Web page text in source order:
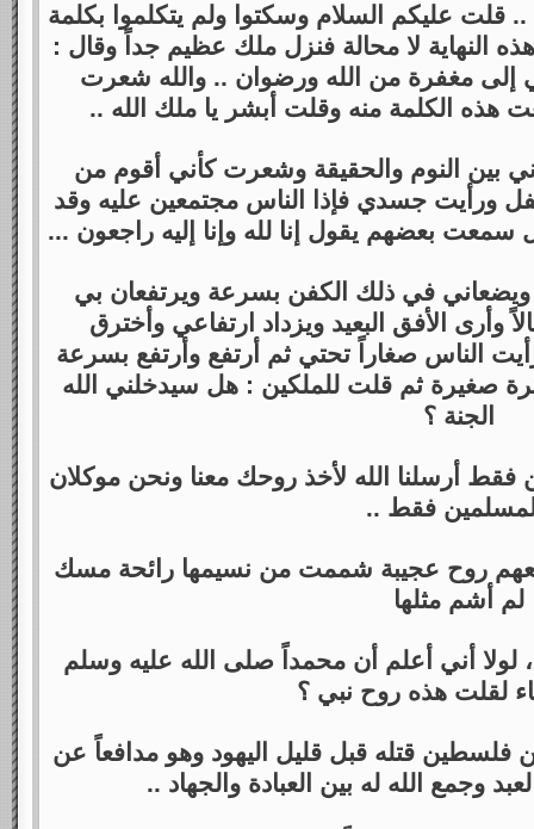
.. قلت عليكم السلام وسكتوا ولم يتكلموا بكلمة
النهاية لا محالة فنزل ملك عظيم جداً وقال :
إلى مغفرة من الله ورضوان .. والله شعرت
الكلمة منه وقلت أبشر يا ملك الله ..
النوم والحقيقة وشعرت كأني أقوم من
ورأيت جسدي فإذا الناس مجتمعين عليه وقد
بعضهم يقول إنا لله وإنا إليه راجعون ...
ويضعاني في ذلك الكفن بسرعة ويرتفعان بي
وأرى الأفق البعيد ويزداد ارتفاعي وأخترق
الناس صغاراً تحتي ثم أرتفع وأرتفع بسرعة
صغيرة ثم قلت للملكين : هل سيدخلني الله
الجنة ؟
فقط أرسلنا الله لأخذ روحك معنا ونحن موكلان
فقط ..
روح عجيبة شممت من نسيمها رائحة مسك
لم أشم مثلها
لولا أني أعلم أن محمداً صلى الله عليه وسلم
لقلت هذه روح نبي ؟
قتله قبل قليل اليهود وهو مدافعاً عن
وجمع الله له بين العبادة والجهاد ..